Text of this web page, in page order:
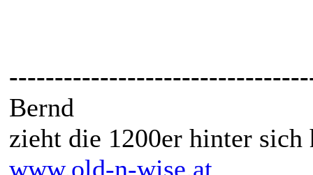
Bernd
zieht die 1200er hinter sich
www.old-n-wise.at